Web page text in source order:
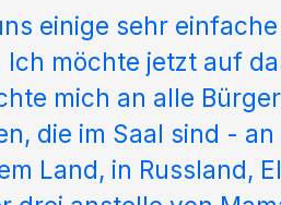
einige sehr
möchte jetzt auf
mich an alle
die im Saal sind -
Land, in Russland,